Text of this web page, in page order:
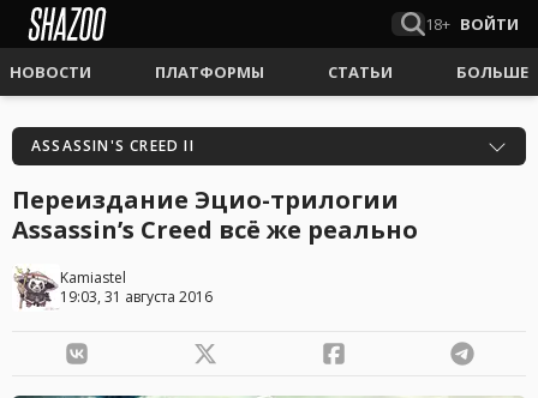
18+ ВОЙТИ
НОВОСТИ ПЛАТФОРМЫ СТАТЬИ БОЛЬШЕ
ASSASSIN'S CREED II
Переиздание Эцио-трилогии
Assassin’s Creed всё же реально
Kamiastel
19:03, 31 августа 2016